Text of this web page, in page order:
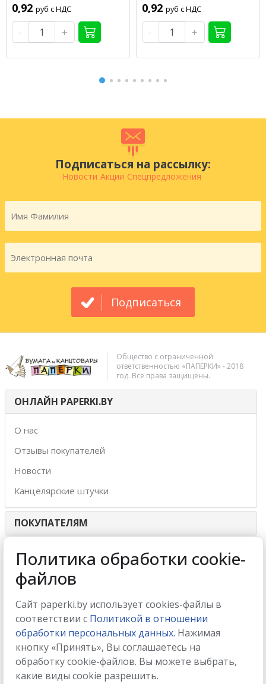
0,92 руб с НДС
- +
0,92 руб с НДС
- +
Подписаться на рассылку:
Новости Акции Спецпредложения
Подписаться
Общество с ограниченной
ответственностью «ПАПЕРКИ» - 2018
год. Все права защищены.
ОНЛАЙН PAPERKI.BY
О нас
Отзывы покупателей
Новости
Канцелярские штучки
ПОКУПАТЕЛЯМ
ИНТЕРНЕТ-МАГАЗИН
МЫ ПРИНИМАЕМ
МЫ В СОЦСЕТЯХ
Политика обработки cookie-
файлов
Сайт paperki.by использует cookies-файлы в
соответствии с Политикой в отношении
обработки персональных данных. Нажимая
кнопку «Принять», Вы соглашаетесь на
обработку cookie-файлов. Вы можете выбрать,
какие виды cookie разрешить.